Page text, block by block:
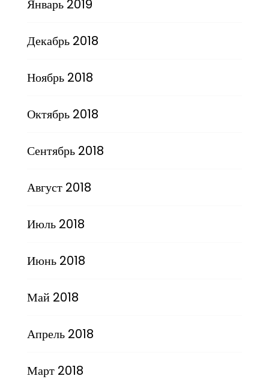
Январь 2019
Декабрь 2018
Ноябрь 2018
Октябрь 2018
Сентябрь 2018
Август 2018
Июль 2018
Июнь 2018
Май 2018
Апрель 2018
Март 2018